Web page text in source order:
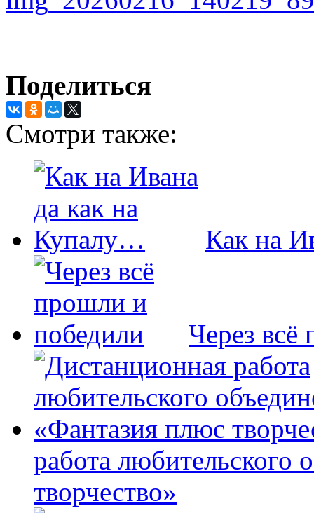
Поделиться
Смотри также:
Как на
Через
работа любительского
творчество»